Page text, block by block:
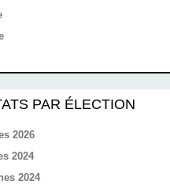
PAR ÉLECTION
2026
2024
2024